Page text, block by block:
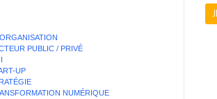
PUBLIC / PRIVÉ
UP
NUMÉRIQUE